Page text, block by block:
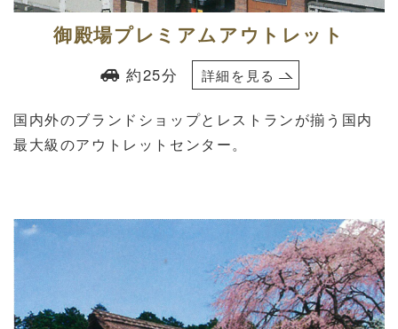
御殿場プレミアムアウトレット
約25分 詳細を見る
国内外のブランドショップとレストランが揃う国内
最大級のアウトレットセンター。